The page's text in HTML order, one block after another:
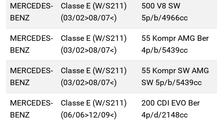
MERCEDES-
BENZ
Classe E (W/S211)
(03/02>08/07<)
500 V8 SW
5p/b/4966cc
MERCEDES-
BENZ
Classe E (W/S211)
(03/02>08/07<)
55 Kompr AMG Ber
4p/b/5439cc
MERCEDES-
BENZ
Classe E (W/S211)
(03/02>08/07<)
55 Kompr SW AMG
SW 5p/b/5439cc
MERCEDES-
BENZ
Classe E (W/S211)
(06/06>12/09<)
200 CDI EVO Ber
4p/d/2148cc